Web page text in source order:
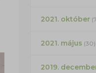
2021. október
2021. május (30)
2019.